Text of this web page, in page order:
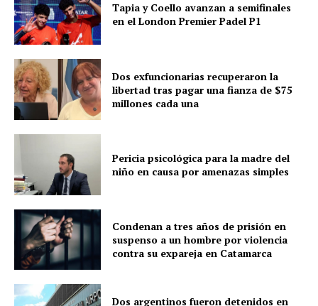
Tapia y Coello avanzan a semifinales
en el London Premier Padel P1
Dos exfuncionarias recuperaron la
libertad tras pagar una fianza de $75
millones cada una
Pericia psicológica para la madre del
niño en causa por amenazas simples
Condenan a tres años de prisión en
suspenso a un hombre por violencia
contra su expareja en Catamarca
Dos argentinos fueron detenidos en